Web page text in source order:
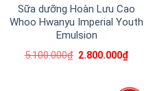
Sữa dưỡng Hoàn Lưu Cao
Whoo Hwanyu Imperial Youth
Emulsion
5.100.000₫ 2.800.000₫